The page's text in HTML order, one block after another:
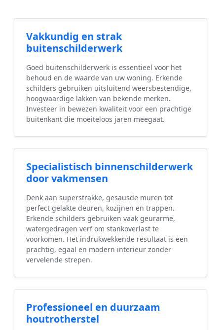
Vakkundig en strak
buitenschilderwerk
Goed buitenschilderwerk is essentieel voor het
behoud en de waarde van uw woning. Erkende
schilders gebruiken uitsluitend weersbestendige,
hoogwaardige lakken van bekende merken.
Investeer in bewezen kwaliteit voor een prachtige
buitenkant die moeiteloos jaren meegaat.
Specialistisch binnenschilderwerk
door vakmensen
Denk aan superstrakke, gesausde muren tot
perfect gelakte deuren, kozijnen en trappen.
Erkende schilders gebruiken vaak geurarme,
watergedragen verf om stankoverlast te
voorkomen. Het indrukwekkende resultaat is een
prachtig, egaal en modern interieur zonder
vervelende strepen.
Professioneel en duurzaam
houtrotherstel